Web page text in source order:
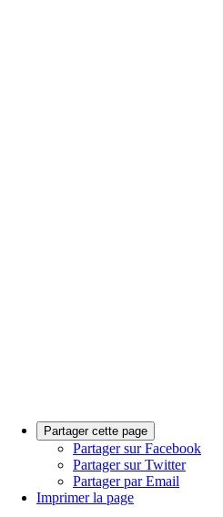
Partager cette page
Partager sur Facebook
Partager sur Twitter
Partager par Email
Imprimer la page